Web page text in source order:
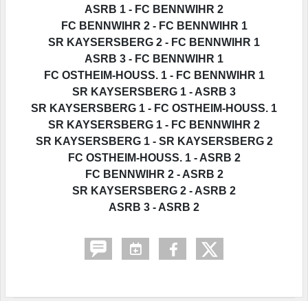
ASRB 1 - FC BENNWIHR 2
FC BENNWIHR 2 - FC BENNWIHR 1
SR KAYSERSBERG 2 - FC BENNWIHR 1
ASRB 3 - FC BENNWIHR 1
FC OSTHEIM-HOUSS. 1 - FC BENNWIHR 1
SR KAYSERSBERG 1 - ASRB 3
SR KAYSERSBERG 1 - FC OSTHEIM-HOUSS. 1
SR KAYSERSBERG 1 - FC BENNWIHR 2
SR KAYSERSBERG 1 - SR KAYSERSBERG 2
FC OSTHEIM-HOUSS. 1 - ASRB 2
FC BENNWIHR 2 - ASRB 2
SR KAYSERSBERG 2 - ASRB 2
ASRB 3 - ASRB 2